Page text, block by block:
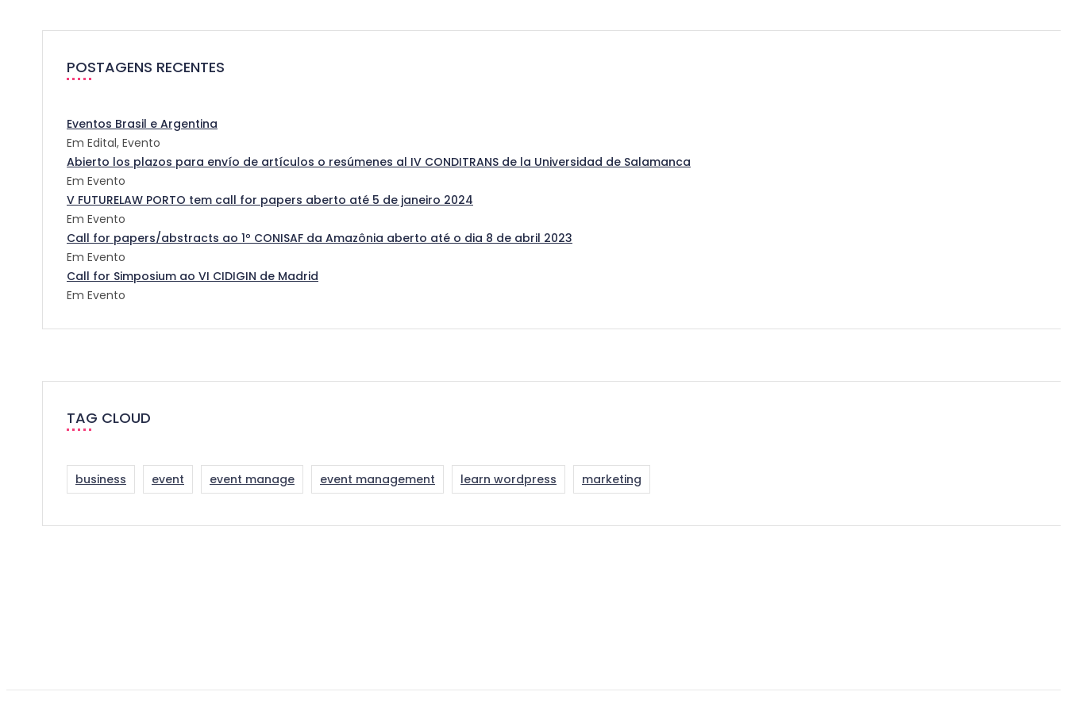
POSTAGENS RECENTES
Eventos Brasil e Argentina
Em Edital, Evento
Abierto los plazos para envío de artículos o resúmenes al IV CONDITRANS de la Universidad de Salamanca
Em Evento
V FUTURELAW PORTO tem call for papers aberto até 5 de janeiro 2024
Em Evento
Call for papers/abstracts ao 1º CONISAF da Amazônia aberto até o dia 8 de abril 2023
Em Evento
Call for Simposium ao VI CIDIGIN de Madrid
Em Evento
TAG CLOUD
business event event manage event management learn wordpress marketing